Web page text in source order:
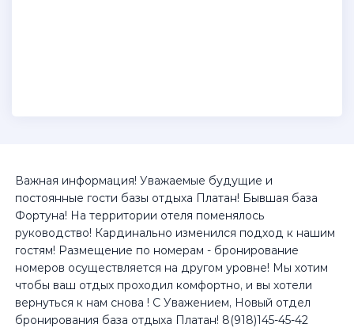
Важная информация! Уважаемые будущие и
постоянные гости базы отдыха Платан! Бывшая база
Фортуна! На территории отеля поменялось
руководство! Кардинально изменился подход к нашим
гостям! Размещение по номерам - бронирование
номеров осуществляется на другом уровне! Мы хотим
чтобы ваш отдых проходил комфортно, и вы хотели
вернуться к нам снова ! С Уважением, Новый отдел
бронирования база отдыха Платан! 8(918)145-45-42